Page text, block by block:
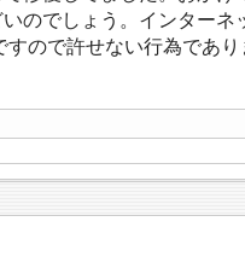
のでしょう。インター
ので許せない行為であり